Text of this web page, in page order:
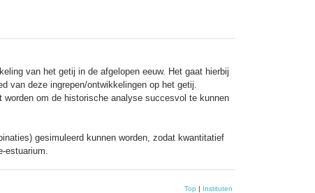
van het getij in de afgelopen eeuw. Het gaat hierbij
van deze ingrepen/ontwikkelingen op het getij.
om de historische analyse succesvol te kunnen
gesimuleerd kunnen worden, zodat kwantitatief
estuarium.
Top | Instituten